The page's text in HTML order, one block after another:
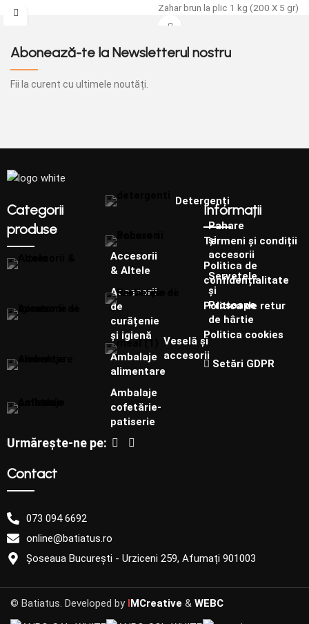
Zahar brun la plic 1 kg (200 X 5 gr)
Abonează-te la Newsletterul nostru
Fii la curent cu ultimele noutăți.
Categorii
produse
Accesorii
& Altele
Accesorii
de
curățenie
și igienă
Ambalaje
alimentare
Ambalaje
cofetărie-
patiserie
Detergenți
Pahare
și
accesorii
Șervețele
și
Prosoape
de hârtie
Veselă și
accesorii
Informații
Termeni și condiții
Politica de
confidențialitate
Politica de retur
Politica cookies
Setări GDPR
Urmărește-ne pe:
Contact
073 094 6692
online@batiatus.ro
Șoseaua București - Urziceni 259, Afumați 901003
© Batiatus. Developed by MCreative & WEBC